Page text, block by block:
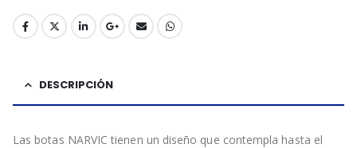
DESCRIPCIÓN
Las botas NARVIC tienen un diseño que contempla hasta el